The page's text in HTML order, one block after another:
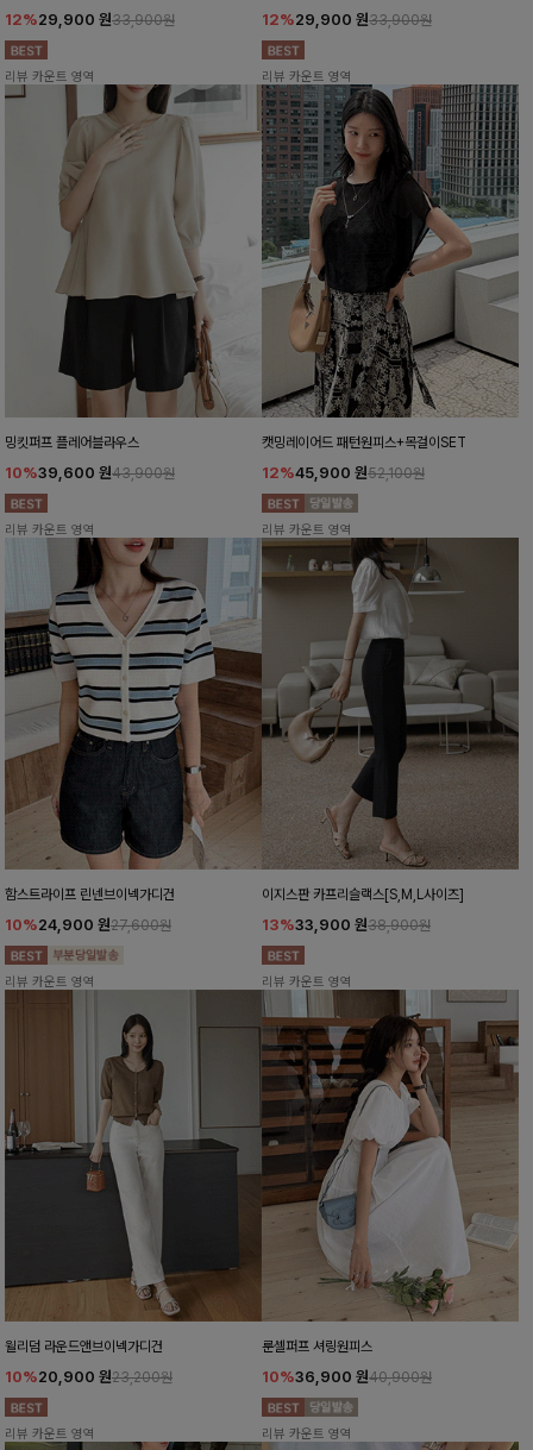
12%29,900 원33,900원
리뷰 카운트 영역
12%29,900 원33,900원
리뷰 카운트 영역
밍킷퍼프 플레어블라우스
10%39,600 원43,900원
리뷰 카운트 영역
캣밍레이어드 패턴원피스+목걸이SET
12%45,900 원52,100원
리뷰 카운트 영역
함스트라이프 린넨브이넥가디건
10%24,900 원27,600원
리뷰 카운트 영역
이지스판 카프리슬랙스[S,M,L사이즈]
13%33,900 원38,900원
리뷰 카운트 영역
윌리덤 라운드앤브이넥가디건
10%20,900 원23,200원
리뷰 카운트 영역
룬셀퍼프 셔링원피스
10%36,900 원40,900원
리뷰 카운트 영역